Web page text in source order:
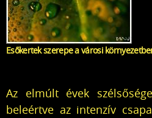
Esőkertek szerepe a városi
Az elmúlt évek
beleértve az intenzív